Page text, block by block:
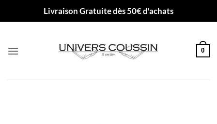
Livraison Gratuite dès 50€ d'achats
0